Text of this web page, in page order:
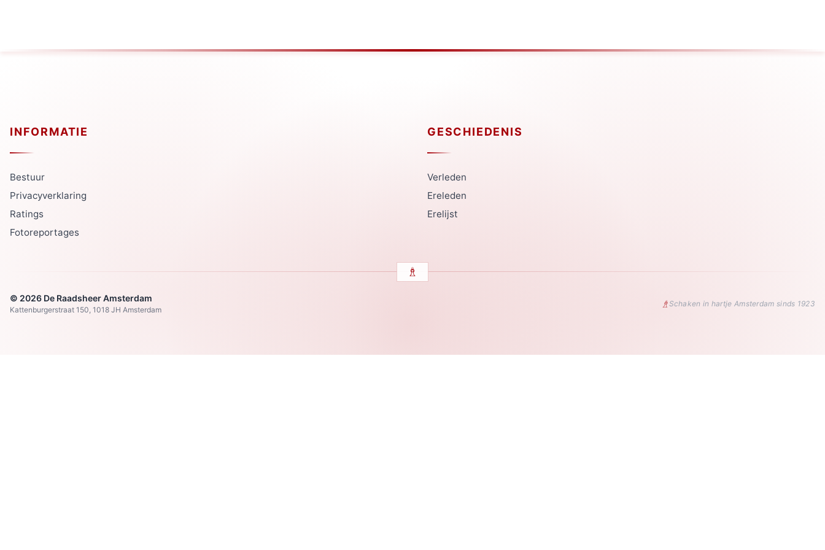
INFORMATIE
Bestuur
Privacyverklaring
Ratings
Fotoreportages
GESCHIEDENIS
Verleden
Ereleden
Erelijst
© 2026 De Raadsheer Amsterdam
Kattenburgerstraat 150, 1018 JH Amsterdam ♗Schaken in hartje Amsterdam sinds 1923